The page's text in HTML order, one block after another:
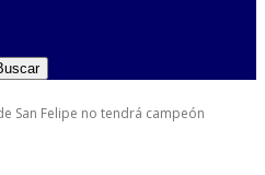
San Felipe no tendrá campeón